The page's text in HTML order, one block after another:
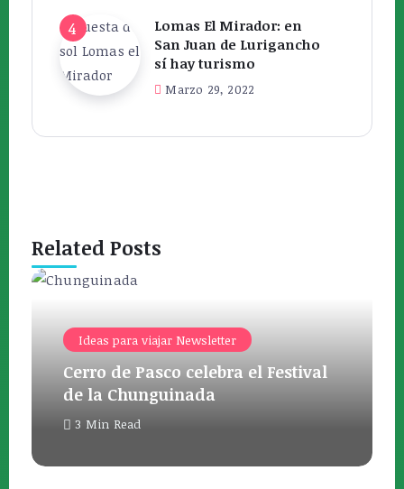
Lomas El Mirador: en
San Juan de Lurigancho
sí hay turismo
Marzo 29, 2022
Related Posts
Ideas para viajar Newsletter
Cerro de Pasco celebra el Festival
de la Chunguinada
3 Min Read